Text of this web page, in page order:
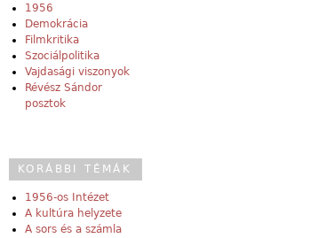
1956
Demokrácia
Filmkritika
Szociálpolitika
Vajdasági viszonyok
Révész Sándor
posztok
KORÁBBI TÉMÁK
1956-os Intézet
A kultúra helyzete
A sors és a számla